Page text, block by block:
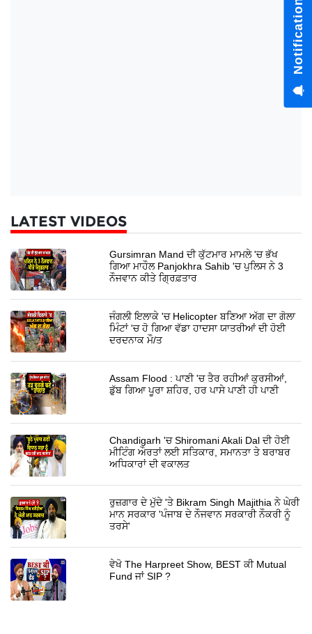
LATEST VIDEOS
Gursimran Mand ਦੀ ਕੁੱਟਮਾਰ ਮਾਮਲੇ 'ਚ ਭੱਖ
ਗਿਆ ਮਾਹੌਲ Panjokhra Sahib 'ਚ ਪੁਲਿਸ ਨੇ 3
ਨੌਜਵਾਨ ਕੀਤੇ ਗ੍ਰਿਫ਼ਤਾਰ
ਜੰਗਲੀ ਇਲਾਕੇ 'ਚ Helicopter ਬਣਿਆ ਅੱਗ ਦਾ ਗੋਲਾ
ਮਿੰਟਾਂ 'ਚ ਹੋ ਗਿਆ ਵੱਡਾ ਹਾਦਸਾ ਯਾਤਰੀਆਂ ਦੀ ਹੋਈ
ਦਰਦਨਾਕ ਮੌ/ਤ
Assam Flood : ਪਾਣੀ 'ਚ ਤੈਰ ਰਹੀਆਂ ਕੁਰਸੀਆਂ,
ਡੁੱਬ ਗਿਆ ਪੂਰਾ ਸ਼ਹਿਰ, ਹਰ ਪਾਸੇ ਪਾਣੀ ਹੀ ਪਾਣੀ
Chandigarh 'ਚ Shiromani Akali Dal ਦੀ ਹੋਈ
ਮੀਟਿੰਗ ਔਰਤਾਂ ਲਈ ਸਤਿਕਾਰ, ਸਮਾਨਤਾ ਤੇ ਬਰਾਬਰ
ਅਧਿਕਾਰਾਂ ਦੀ ਵਕਾਲਤ
ਰੁਜ਼ਗਾਰ ਦੇ ਮੁੱਦੇ 'ਤੇ Bikram Singh Majithia ਨੇ ਘੇਰੀ
ਮਾਨ ਸਰਕਾਰ 'ਪੰਜਾਬ ਦੇ ਨੌਜਵਾਨ ਸਰਕਾਰੀ ਨੌਕਰੀ ਨੂੰ
ਤਰਸੇ'
ਵੇਖੋ The Harpreet Show, BEST ਕੀ Mutual
Fund ਜਾਂ SIP ?